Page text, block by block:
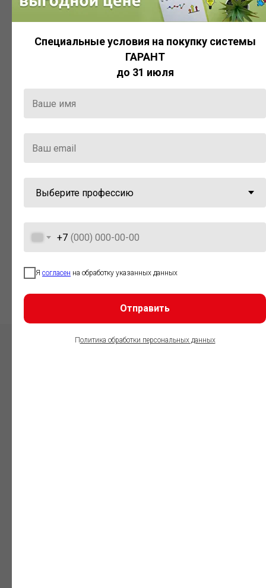
Компания «Гарант» стала
победителем премии «Время
Система
ГАРАНТ
Актуальная правовая информация
и инструменты для максимально
эффективной работы с ней.
Специальные условия на покупку системы
ГАРАНТ
до 31 июля
+7
Я согласен на обработку указанных данных
Отправить
Политика обработки персональных данных